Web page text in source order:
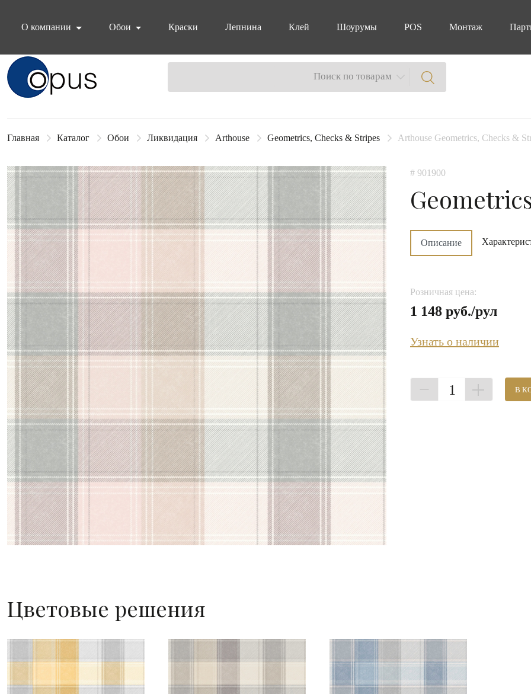
О компании
Обои Краски Лепнина Клей Шоурумы POS Монтаж
Блок поиска Поиск по товарам
Главная Каталог Обои Ликвидация Arthouse Geometrics, Checks & Stripes Arthouse Geometrics, Checks &
# 901900
Описание
Розничная цена:
1 148 руб./рул
Узнать о наличии
1 В
Цветовые решения